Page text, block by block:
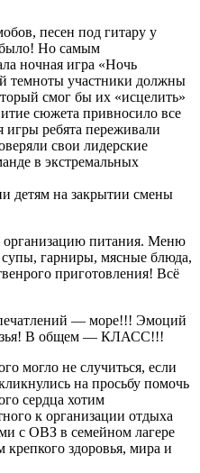
песен под гитару у
было! Но самым
ночная игра «Ночь
темноты участники должны
смог бы их «исцелить»
сюжета привносило все
ребята переживали
свои лидерские
в экстремальных
детям на закрытии смены
организацию питания. Меню
гарниры, мясные блюда,
приготовления! Всё
— море!!! Эмоций
В общем — КЛАСС!!!
могло не случиться, если
на просьбу помочь
сердца хотим
к организации отдыха
с ОВЗ в семейном лагере
здоровья, мира и